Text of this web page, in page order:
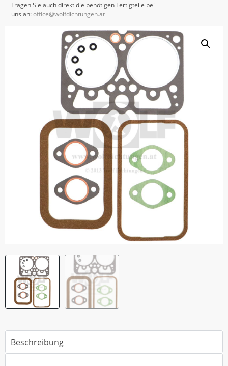
Fragen Sie auch direkt die benötigen Fertigteile bei
uns an:office@wolfdichtungen.at
Beschreibung